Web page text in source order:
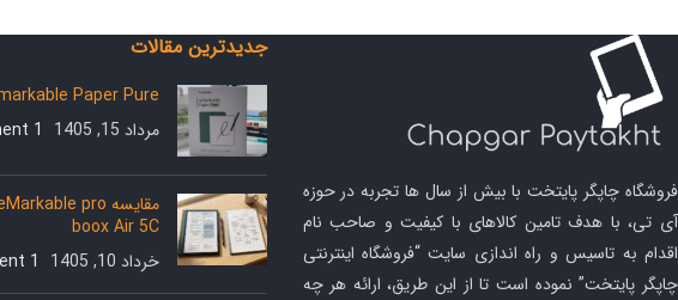
فروشگاه چاپگر پایتخت با بیش از سال ها تجربه در حوزه
آی تی، با هدف تامین کالاهای با کیفیت و صاحب نام
اقدام به تاسیس و راه اندازی سایت “فروشگاه اینترنتی
چاپگر پایتخت” نموده است تا از این طریق، ارائه هر چه
جدیدترین مقالات
Paper Pure
مرداد 15, 1405
1 Comment
boox Air 5C
خرداد 10, 1405
1 Comment